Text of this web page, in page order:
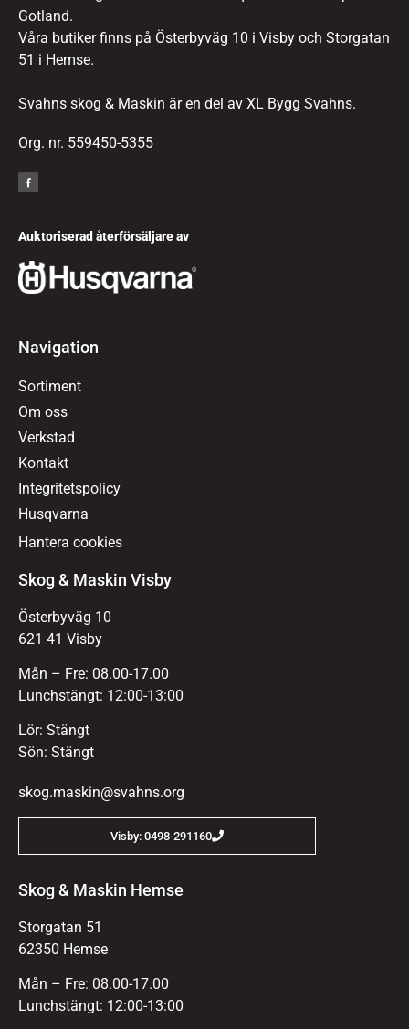
Gotland.
Våra butiker finns på Österbyväg 10 i Visby och Storgatan
51 i Hemse.
Svahns skog & Maskin är en del av XL Bygg Svahns.
Org. nr. 559450-5355
Auktoriserad återförsäljare av
Navigation
Sortiment
Om oss
Verkstad
Kontakt
Integritetspolicy
Husqvarna
Hantera cookies
Skog & Maskin Visby
Österbyväg 10
621 41 Visby
Mån – Fre: 08.00-17.00
Lunchstängt: 12:00-13:00
Lör: Stängt
Sön: Stängt
skog.maskin@svahns.org
Visby: 0498-291160
Skog & Maskin Hemse
Storgatan 51
62350 Hemse
Mån – Fre: 08.00-17.00
Lunchstängt: 12:00-13:00